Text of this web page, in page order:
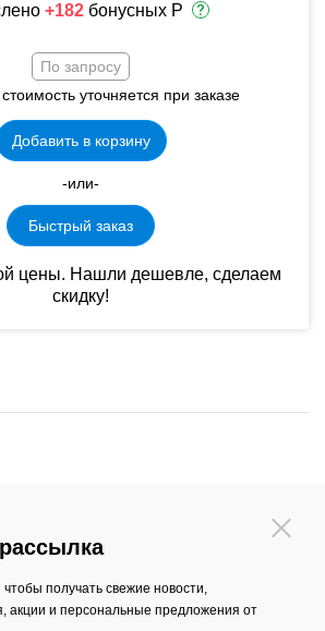
+182 бонусных Р
По запросу
уточняется при заказе
Добавить в корзину
-или-
Быстрый заказ
цены. Нашли дешевле, сделаем
скидку!
получать свежие новости,
акции и персональные предложения от